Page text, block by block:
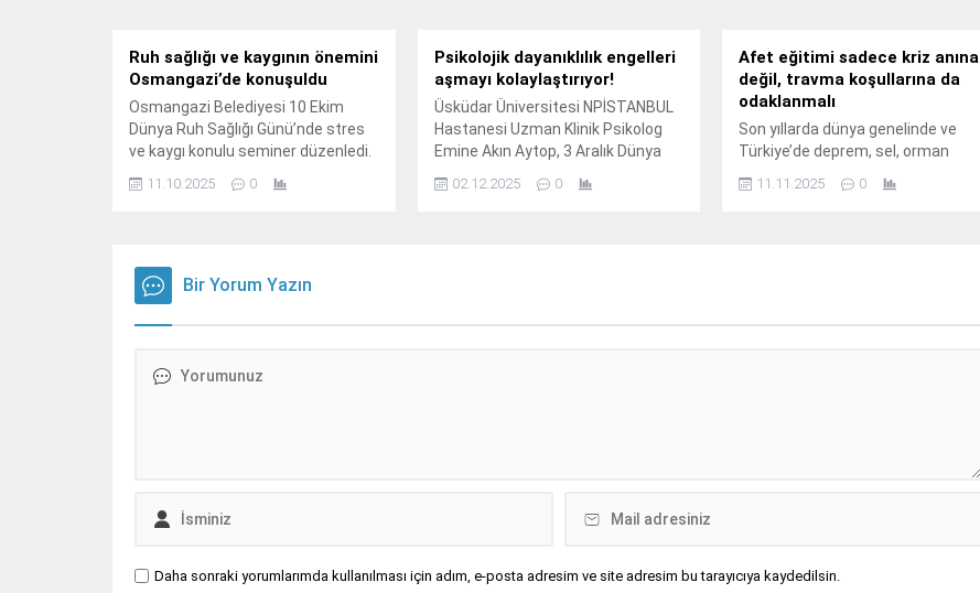
Ruh sağlığı ve kaygının önemini
Osmangazi’de konuşuldu
Osmangazi Belediyesi 10 Ekim
Dünya Ruh Sağlığı Günü’nde stres
ve kaygı konulu seminer düzenledi.
11.10.2025 0
Psikolojik dayanıklılık engelleri
aşmayı kolaylaştırıyor!
Üsküdar Üniversitesi NPİSTANBUL
Hastanesi Uzman Klinik Psikolog
Emine Akın Aytop, 3 Aralık Dünya
bireylerin psikolojik dayanıklılığını
02.12.2025 0
Afet eğitimi sadece kriz anına
değil, travma koşullarına da
odaklanmalı
Son yıllarda dünya genelinde ve
Türkiye’de deprem, sel, orman
sayısındaki hızlı artış, afetlere
11.11.2025 0
Bir Yorum Yazın
Daha sonraki yorumlarımda kullanılması için adım, e-posta adresim ve site adresim bu tarayıcıya kaydedilsin.